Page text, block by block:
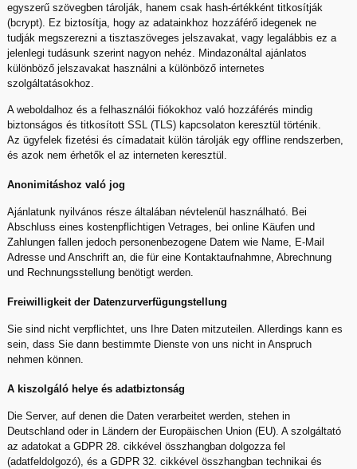
egyszerű szövegben tárolják, hanem csak hash-értékként titkosítják
(bcrypt). Ez biztosítja, hogy az adatainkhoz hozzáférő idegenek ne
tudják megszerezni a tisztaszöveges jelszavakat, vagy legalábbis ez a
jelenlegi tudásunk szerint nagyon nehéz. Mindazonáltal ajánlatos
különböző jelszavakat használni a különböző internetes
szolgáltatásokhoz.
A weboldalhoz és a felhasználói fiókokhoz való hozzáférés mindig
biztonságos és titkosított SSL (TLS) kapcsolaton keresztül történik.
Az ügyfelek fizetési és címadatait külön tárolják egy offline rendszerben,
és azok nem érhetők el az interneten keresztül.
Anonimitáshoz való jog
Ajánlatunk nyilvános része általában névtelenül használható. Bei
Abschluss eines kostenpflichtigen Vetrages, bei online Käufen und
Zahlungen fallen jedoch personenbezogene Datem wie Name, E-Mail
Adresse und Anschrift an, die für eine Kontaktaufnahmne, Abrechnung
und Rechnungsstellung benötigt werden.
Freiwilligkeit der Datenzurverfügungstellung
Sie sind nicht verpflichtet, uns Ihre Daten mitzuteilen. Allerdings kann es
sein, dass Sie dann bestimmte Dienste von uns nicht in Anspruch
nehmen können.
A kiszolgáló helye és adatbiztonság
Die Server, auf denen die Daten verarbeitet werden, stehen in
Deutschland oder in Ländern der Europäischen Union (EU). A szolgáltató
az adatokat a GDPR 28. cikkével összhangban dolgozza fel
(adatfeldolgozó), és a GDPR 32. cikkével összhangban technikai és